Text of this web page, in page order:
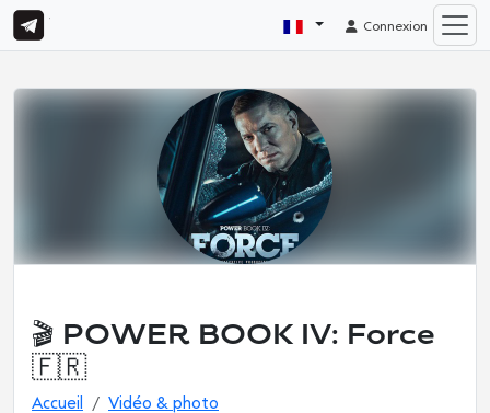
Connexion
🎬 POWER BOOK IV: Force
🇫🇷
Accueil
Vidéo & photo